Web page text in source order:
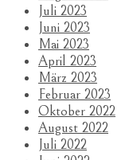
Juli 2023
Juni 2023
Mai 2023
April 2023
März 2023
Februar 2023
Oktober 2022
August 2022
Juli 2022